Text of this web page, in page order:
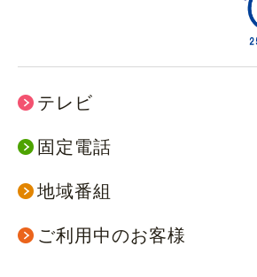
テレビ
固定電話
地域番組
ご利用中のお客様